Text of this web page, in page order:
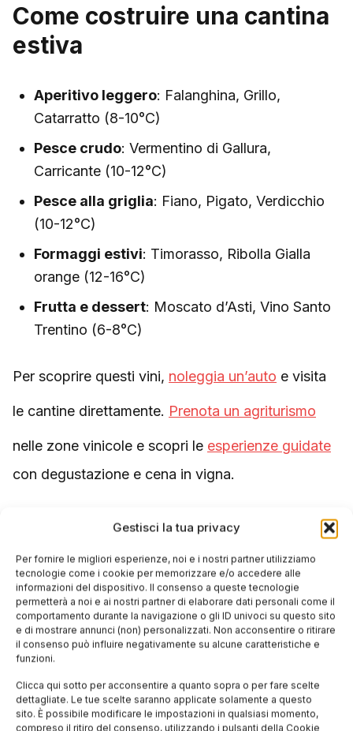
Gestisci la tua privacy
Per fornire le migliori esperienze, noi e i nostri partner utilizziamo
tecnologie come i cookie per memorizzare e/o accedere alle
informazioni del dispositivo. Il consenso a queste tecnologie
permetterà a noi e ai nostri partner di elaborare dati personali come il
comportamento durante la navigazione o gli ID univoci su questo sito
e di mostrare annunci (non) personalizzati. Non acconsentire o ritirare
il consenso può influire negativamente su alcune caratteristiche e
funzioni.
Clicca qui sotto per acconsentire a quanto sopra o per fare scelte
dettagliate. Le tue scelte saranno applicate solamente a questo
sito. È possibile modificare le impostazioni in qualsiasi momento,
compreso il ritiro del consenso, utilizzando i pulsanti della Cookie
Come costruire una cantina
estiva
Aperitivo leggero: Falanghina, Grillo,
Catarratto (8-10°C)
Pesce crudo: Vermentino di Gallura,
Carricante (10-12°C)
Pesce alla griglia: Fiano, Pigato, Verdicchio
(10-12°C)
Formaggi estivi: Timorasso, Ribolla Gialla
orange (12-16°C)
Frutta e dessert: Moscato d’Asti, Vino Santo
Trentino (6-8°C)
Per scoprire questi vini, noleggia un’auto e visita
le cantine direttamente. Prenota un agriturismo
nelle zone vinicole e scopri le esperienze guidate
con degustazione e cena in vigna.
Tags: Carricante , estate , Fiano , Grillo
Ribolla Gialla , Timorasso , vini bianchi ,
vino orange
Condividi questo articolo